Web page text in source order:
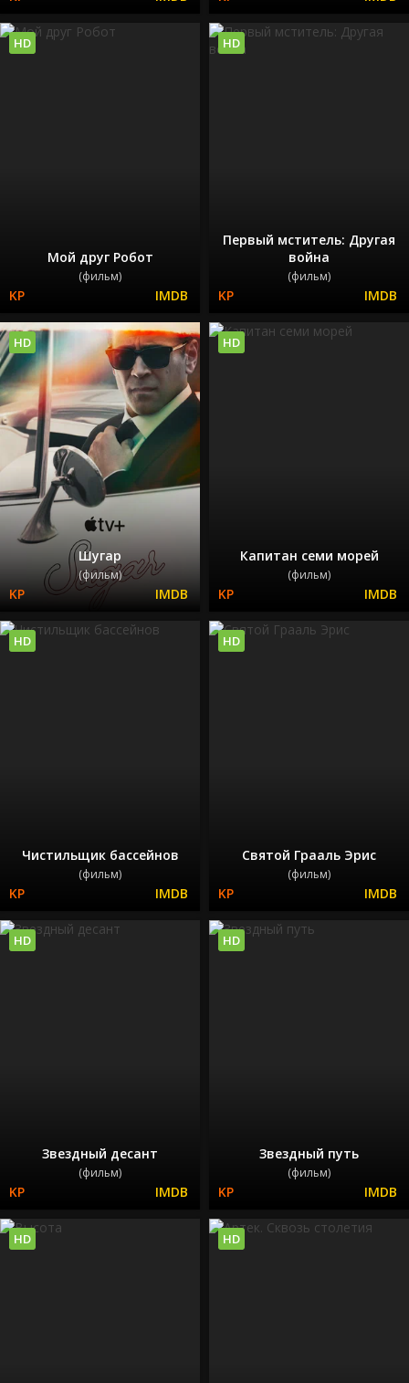
Мой друг Робот
(фильм)
HD
Первый мститель: Другая
война
(фильм)
HD
Шугар
(фильм)
HD
Капитан семи морей
(фильм)
HD
Чистильщик бассейнов
(фильм)
HD
Святой Грааль Эрис
(фильм)
HD
Звездный десант
(фильм)
HD
Звездный путь
(фильм)
HD
HD HD